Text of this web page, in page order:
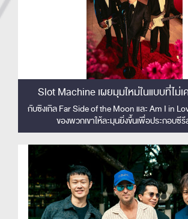
Slot Machine เผยมุมใหม่ในแบบที่ไม่เ
กับซิงเกิล Far Side of the Moon และ Am I in
ของพวกเขาให้ละมุนยิ่งขึ้นเพื่อประกอบซี